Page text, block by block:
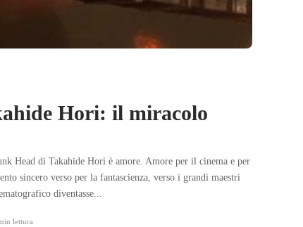
Hori: il miracolo
Head di Takahide Hori è amore. Amore per il cinema e per
sincero verso per la fantascienza, verso i grandi maestri
diventasse...
lettura